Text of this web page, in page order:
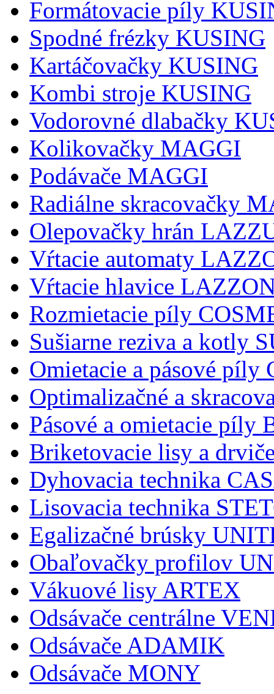
Formátovacie píly
Spodné frézky KUSING
Kartáčovačky KUSING
Kombi stroje KUSING
Vodorovné dlabačky
Kolikovačky MAGGI
Podávače MAGGI
Radiálne skracovačky
Olepovačky hrán
Vŕtacie automaty
Vŕtacie hlavice
Rozmietacie píly
Sušiarne reziva a kotly
Omietacie a pásové píly
Optimalizačné a
Pásové a omietacie píly
Briketovacie lisy a
Dyhovacia technika
Lisovacia technika
Egalizačné brúsky
Obaľovačky profilov
Vákuové lisy ARTEX
Odsávače centrálne
Odsávače ADAMIK
Odsávače MONY